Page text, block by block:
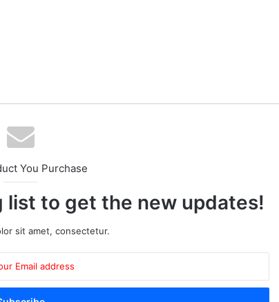
You Purchase
list to get the new updates!
sit amet, consectetur.